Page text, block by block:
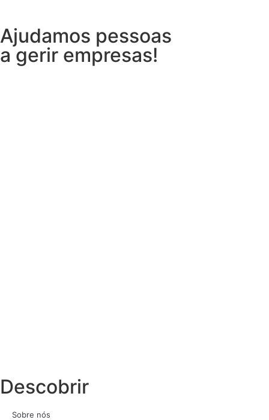
Ajudamos pessoas
a gerir empresas!
Descobrir
Sobre nós